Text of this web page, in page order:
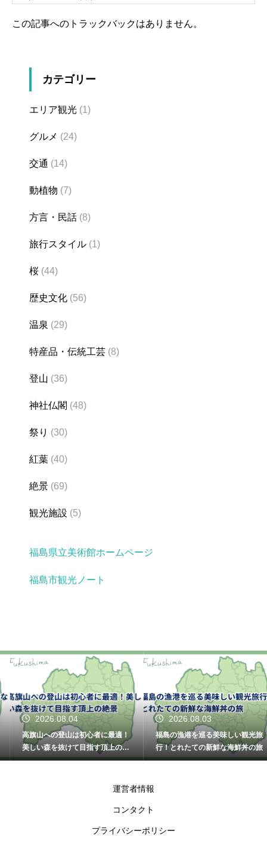
この記事へのトラックバックはありません。
カテゴリー
エリア観光 (1)
グルメ (24)
交通 (14)
動植物 (7)
方言・民話 (8)
旅行スタイル (1)
桜 (44)
歴史文化 (56)
温泉 (29)
特産品・伝統工芸 (8)
登山 (36)
神社仏閣 (48)
祭り (30)
紅葉 (40)
絶景 (69)
観光施設 (5)
福島県立美術館ホームページ
福島市観光ノート
2026.08.04
高旗山への登山は初心者に最適！
美しい森を抜けて目指す頂上の絶
景
2026.08.03
福島の漁港を巡る美味しい観光旅
行！とれたての新鮮な海鮮丼の旅
運営者情報
コンタクト
プライバシーポリシー